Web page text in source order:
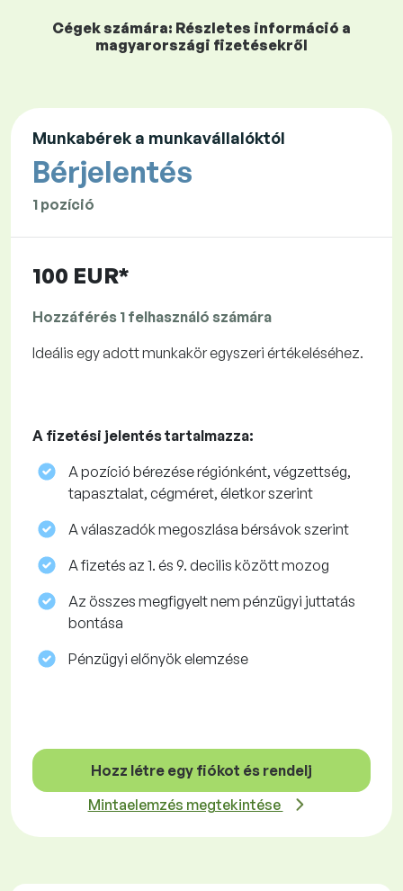
Cégek számára: Részletes információ a
magyarországi fizetésekről
Munkabérek a munkavállalóktól
Bérjelentés
1 pozíció
100 EUR*
Hozzáférés 1 felhasználó számára
Ideális egy adott munkakör egyszeri értékeléséhez.
A fizetési jelentés tartalmazza:
A pozíció bérezése régiónként, végzettség,
tapasztalat, cégméret, életkor szerint
A válaszadók megoszlása ​​bérsávok szerint
A fizetés az 1. és 9. decilis között mozog
Az összes megfigyelt nem pénzügyi juttatás
bontása
Pénzügyi előnyök elemzése
Hozz létre egy fiókot és rendelj
Mintaelemzés megtekintése